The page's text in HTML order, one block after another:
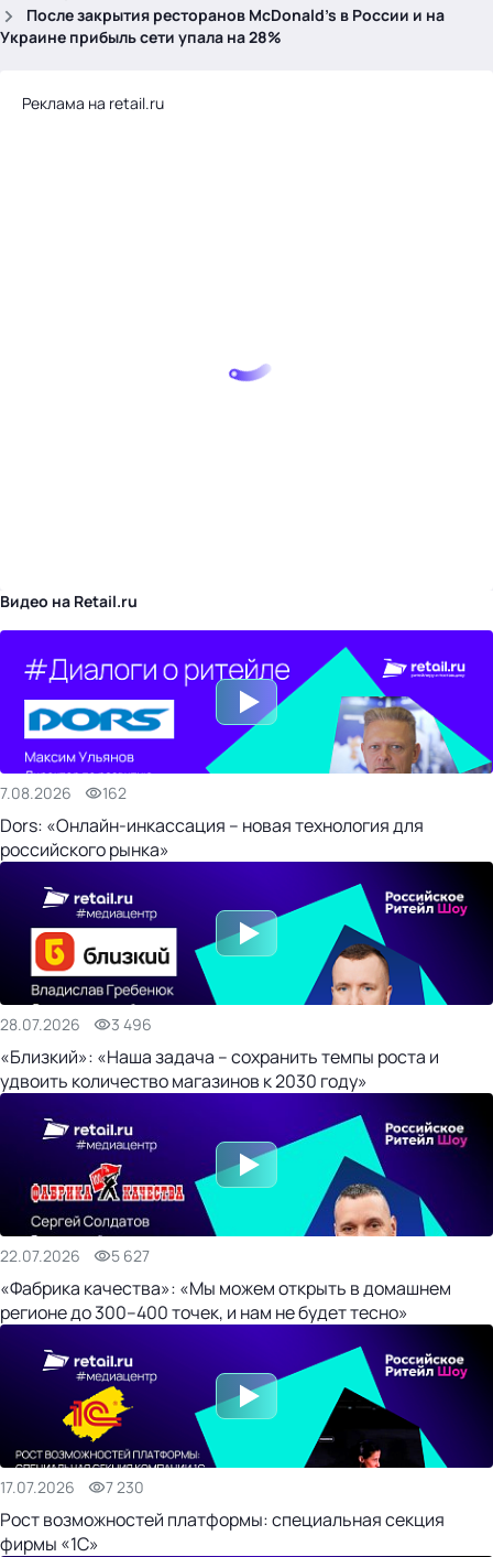
После закрытия ресторанов McDonald’s в России и на
Украине прибыль сети упала на 28%
Реклама на retail.ru
Видео на Retail.ru
7.08.2026 162
Dors: «Онлайн-инкассация – новая технология для
российского рынка»
28.07.2026 3 496
«Близкий»: «Наша задача – сохранить темпы роста и
удвоить количество магазинов к 2030 году»
22.07.2026 5 627
«Фабрика качества»: «Мы можем открыть в домашнем
регионе до 300–400 точек, и нам не будет тесно»
17.07.2026 7 230
Рост возможностей платформы: специальная секция
фирмы «1С»